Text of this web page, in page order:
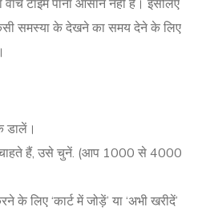
टाइम पाना आसान नहीं है। इसलिए
समस्या के देखने का समय देने के लिए
डालें।
चाहते हैं, उसे चुनें. (आप 1000 से 4000
के लिए ‘कार्ट में जोड़ें’ या ‘अभी खरीदें’